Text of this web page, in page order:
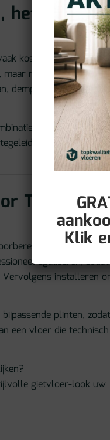
het comfort
kostbaar. Floorify
maar met meer comfort
dempt geluid beter en is
met
Dat maakt
essentieel.
egaliseren, zodat
installeren
plinten, zodat
een vloer die
gietvloer-look uw
Klik